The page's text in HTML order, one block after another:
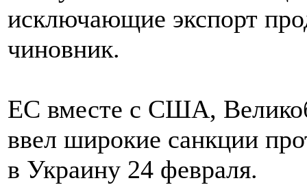
исключающие экспорт
чиновник.
ЕС вместе с США,
ввел широкие санкции
в Украину 24 февраля.